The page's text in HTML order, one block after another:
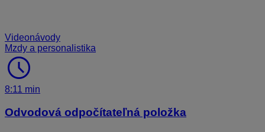
Videonávody
Mzdy a personalistika
schedule
8:11 min
Odvodová odpočítateľná položka